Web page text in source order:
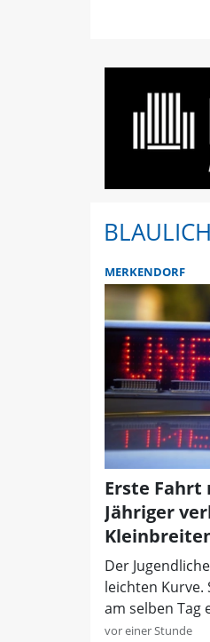
MERKENDORF
Erste
Jähriger
Der
leichten
am selben Tag
vor einer Stunde